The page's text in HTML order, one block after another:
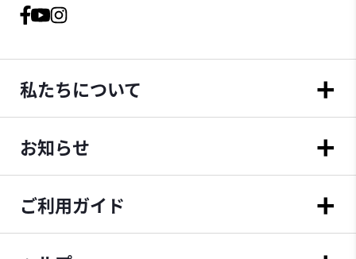
私たちについて
お知らせ
ご利用ガイド